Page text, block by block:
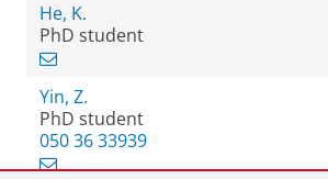
He, K.
PhD student
Yin, Z.
PhD student
050 36 33939